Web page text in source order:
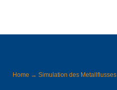
Home → Simulation des Metallflusses